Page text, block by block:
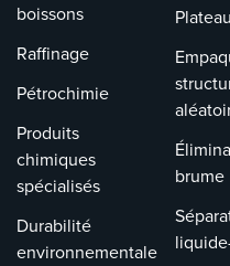
boissons
Raffinage
Pétrochimie
Produits
chimiques
spécialisés
Durabilité
environnementale
brume